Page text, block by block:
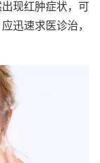
现红肿症状，可
迅速求医诊治，